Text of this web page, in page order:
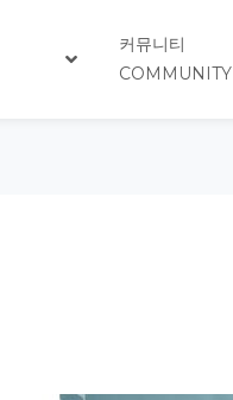
커뮤니티
COMMUNITY